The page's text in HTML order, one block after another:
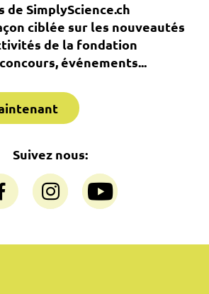
SimplyScience.ch
ciblée sur les nouveautés
de la fondation
événements...
Suivez nous: